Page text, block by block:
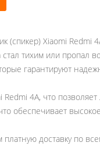
(спикер) Xiaomi
стал тихим или
гарантируют
4A, что
обеспечивает
доставку по